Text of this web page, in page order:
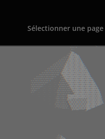
Sélectionner une page